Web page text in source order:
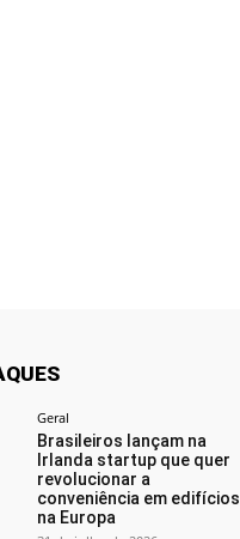
Geral
Brasileiros lançam na
Irlanda startup que quer
revolucionar a
conveniência em edifícios
na Europa